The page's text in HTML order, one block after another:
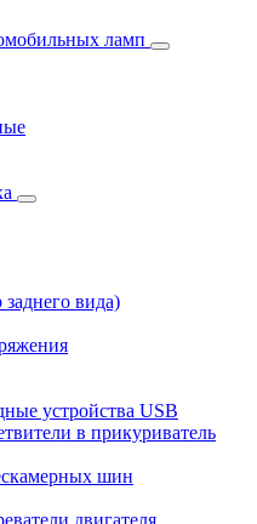
ламп
вида)
устройства USB
в прикуриватель
шин
двигателя